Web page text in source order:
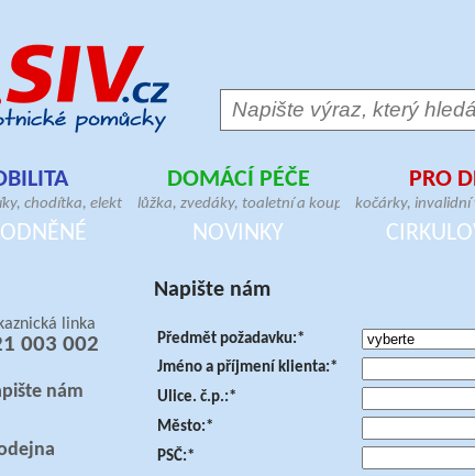
chodítka, elektrické skútry,
sedáky, hole, berle, bandáže,
pro vozíčkáře
DOMÁCÍ PÉČE
lůžka, zvedáky, toaletní a koupelnové
pomůcky, geriatrická křesla, madla,
antidekubitní matrace, pomůcky pro přesun
PRO
kočárky, invalidní
vertikalizační
postýlky,
NOVINKY
linka
003 002
nám
Napište nám
Předmět požadavku:*
Jméno a příjmení klienta:*
Ulice. č.p.:*
Město:*
PSČ:*